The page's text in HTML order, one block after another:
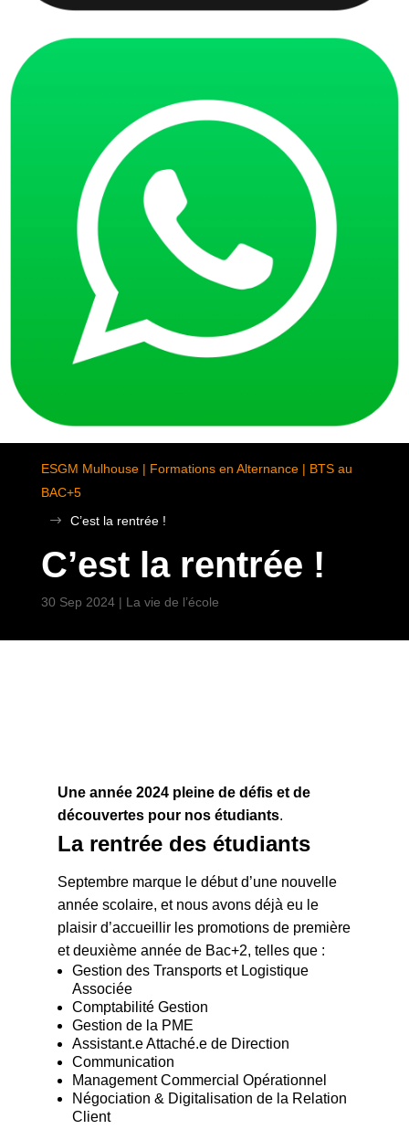
ESGM Mulhouse | Formations en Alternance | BTS au
BAC+5
$
C’est la rentrée !
C’est la rentrée !
30 Sep 2024| La vie de l’école
Une année 2024 pleine de défis et de
découvertes pour nos étudiants.
La rentrée des étudiants
Septembre marque le début d’une nouvelle
année scolaire, et nous avons déjà eu le
plaisir d’accueillir les promotions de première
et deuxième année de Bac+2, telles que :
Gestion des Transports et Logistique
Associée
Comptabilité Gestion
Gestion de la PME
Assistant.e Attaché.e de Direction
Communication
Management Commercial Opérationnel
Négociation & Digitalisation de la Relation
Client